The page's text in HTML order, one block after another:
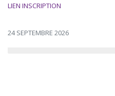
LIEN INSCRIPTION
24 SEPTEMBRE 2026